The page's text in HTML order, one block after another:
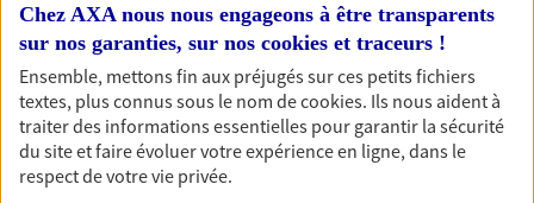
professionnels et les
entreprises
Comme vous, nous sommes des indépendants. Nous
bâtissons ensemble des solutions cohérentes pour
protéger votre activité, vos collaborateurs... mais aussi
vous-même et votre famille.
Chez AXA nous nous engageons à être transparents
sur nos garanties, sur nos cookies et traceurs !
Ensemble, mettons fin aux préjugés sur ces petits fichiers
textes, plus connus sous le nom decookies. Ils nous aident à
traiter des informations essentielles pour garantir la sécurité
du site et faire évoluer votre expérience en ligne, dans le
respect de votre vie privée.